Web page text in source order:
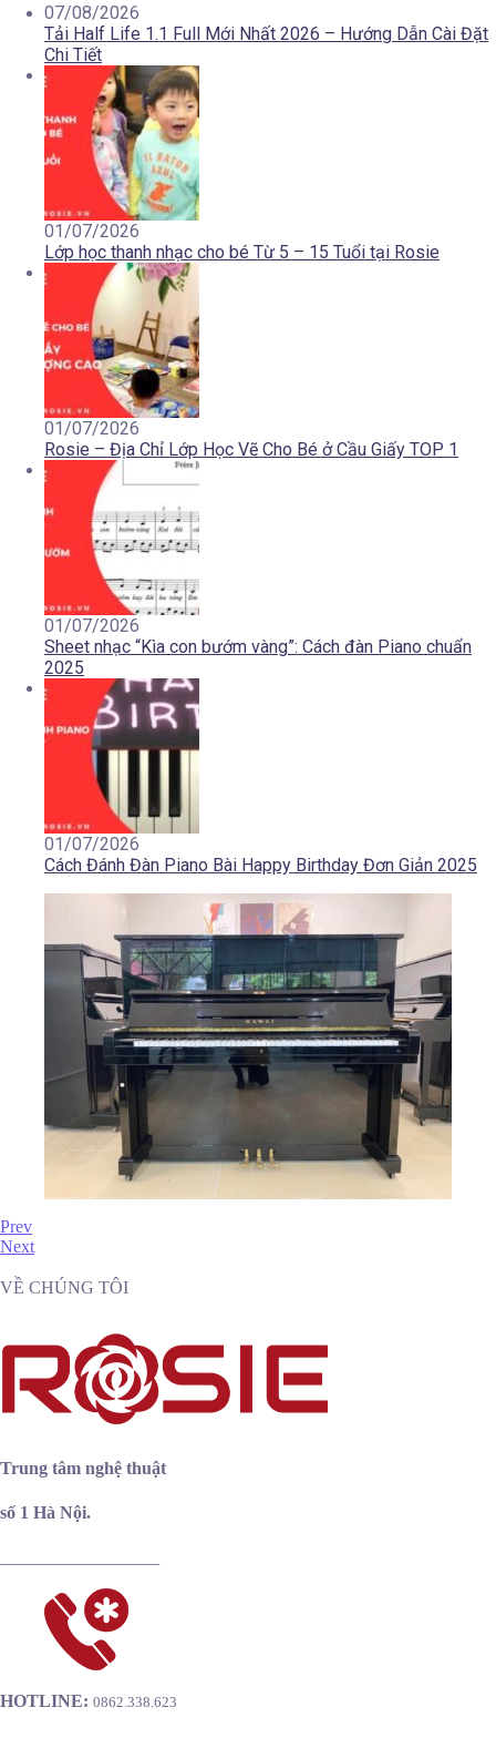
07/08/2026
Tải Half Life 1.1 Full Mới Nhất 2026 – Hướng Dẫn Cài Đặt
Chi Tiết
01/07/2026
Lớp học thanh nhạc cho bé Từ 5 – 15 Tuổi tại Rosie
01/07/2026
Rosie – Địa Chỉ Lớp Học Vẽ Cho Bé ở Cầu Giấy TOP 1
01/07/2026
Sheet nhạc “Kìa con bướm vàng”: Cách đàn Piano chuẩn
2025
01/07/2026
Cách Đánh Đàn Piano Bài Happy Birthday Đơn Giản 2025
Prev
Next
VỀ CHÚNG TÔI
Trung tâm nghệ thuật
số 1 Hà Nội.
HOTLINE: 0862.338.623